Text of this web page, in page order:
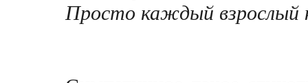
Просто каждый взрослый